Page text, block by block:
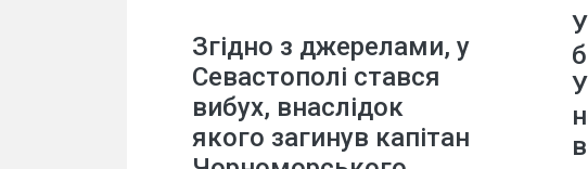
Згідно з джерелами, у
Севастополі стався
вибух, внаслідок
якого загинув капітан